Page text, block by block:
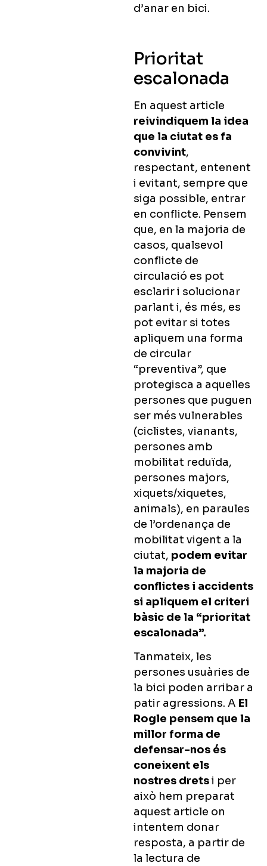
d’anar en bici.
Prioritat
escalonada
En aquest article
reivindiquem la idea
que la ciutat es fa
convivint,
respectant, entenent
i evitant, sempre que
siga possible, entrar
en conflicte. Pensem
que, en la majoria de
casos, qualsevol
conflicte de
circulació es pot
esclarir i solucionar
parlant i, és més, es
pot evitar si totes
apliquem una forma
de circular
“preventiva”, que
protegisca a aquelles
persones que puguen
ser més vulnerables
(ciclistes, vianants,
persones amb
mobilitat reduïda,
persones majors,
xiquets/xiquetes,
animals), en paraules
de l’ordenança de
mobilitat vigent a la
ciutat, podem evitar
la majoria de
conflictes i accidents
si apliquem el criteri
bàsic de la “prioritat
escalonada”.
Tanmateix, les
persones usuàries de
la bici poden arribar a
patir agressions. A El
Rogle pensem que la
millor forma de
defensar-nos és
coneixent els
nostres dretsi per
això hem preparat
aquest article on
intentem donar
resposta, a partir de
la lectura de